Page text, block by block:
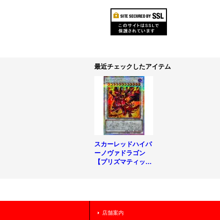
最近チェックしたアイテム
スカーレッドハイパ
ーノヴァドラゴン
【プリズマティック
店舗案内